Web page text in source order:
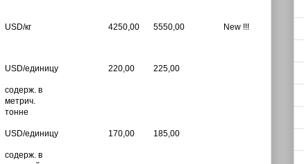
USD/кг 4250,00 5550,00
New !!!
USD/единицу 220,00 225,00
содерж. в
метрич.
тонне
USD/единицу 170,00 185,00
содерж. в